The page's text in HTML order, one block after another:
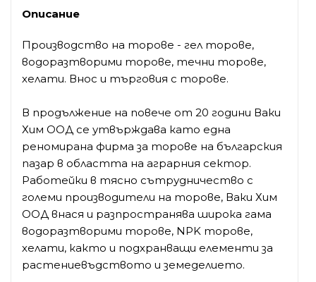
Описание
Производство на торове - гел торове,
водоразтворими торове, течни торове,
хелати. Внос и търговия с торове.
В продължение на повече от 20 години Ваки
Хим ООД се утвърждава като една
реномирана фирма за торове на българския
пазар в областта на аграрния сектор.
Работейки в тясно сътрудничество с
големи производители на торове, Ваки Хим
ООД внася и разпространява широка гама
водоразтворими торове, NPK торове,
хелати, както и подхранващи елементи за
растениевъдството и земеделието.